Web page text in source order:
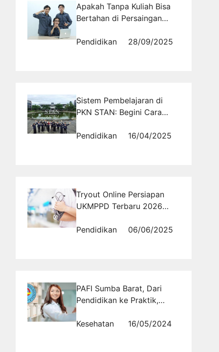
Apakah Tanpa Kuliah Bisa
Bertahan di Persaingan
Pendidikan
28/09/2025
Sistem Pembelajaran di
PKN STAN: Begini Cara
Pendidikan
16/04/2025
Tryout Online Persiapan
UKMPPD Terbaru 2026
Optimalisasi Belajar dengan
Pendidikan 06/06/2025
PAFI Sumba Barat, Dari
Pendidikan ke Praktik,
Daerah yang Unggul
Kesehatan 16/05/2024